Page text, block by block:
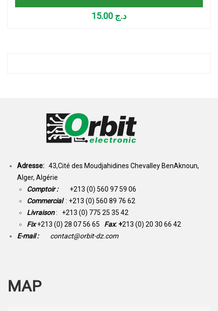
د.ج
Adresse: 43,Cité des Moudjahidines Chevalley BenAknoun,
Alger, Algérie
Comptoir : +213 (0) 560 97 59 06
Commercial : +213 (0) 560 89 76 62
Livraison: +213 (0) 775 25 35 42
Fix +213 (0) 28 07 56 65 Fax: +213 (0) 20 30 66 42
E-mail :
contact@orbit-dz.com
MAP